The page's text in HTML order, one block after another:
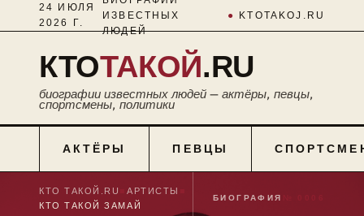
24 ИЮЛЯ
2026 Г.
ИЗВЕСТНЫХ
ЛЮДЕЙ
● KTOTAKOJ.RU
КТОТАКОЙ.RU
биографии известных людей — актёры, певцы,
спортсмены, политики
АКТЁРЫ ПЕВЦЫ
КТО ТАКОЙ.RU ■АРТИСТЫ
КТО ТАКОЙ ЗАМАЙ
БИОГРАФИЯ